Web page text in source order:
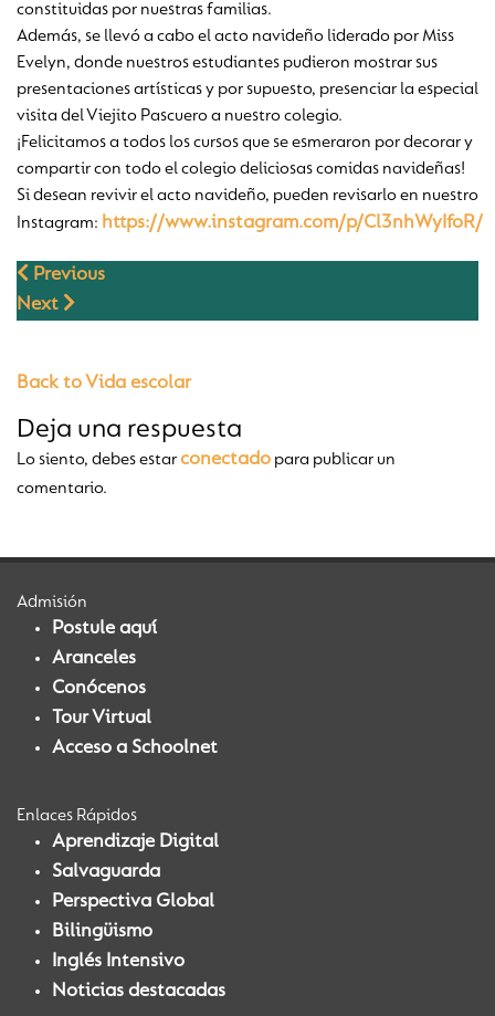
constituidas por nuestras familias.
Además, se llevó a cabo el acto navideño liderado por Miss
Evelyn, donde nuestros estudiantes pudieron mostrar sus
presentaciones artísticas y por supuesto, presenciar la especial
visita del Viejito Pascuero a nuestro colegio.
¡Felicitamos a todos los cursos que se esmeraron por decorar y
compartir con todo el colegio deliciosas comidas navideñas!
Si desean revivir el acto navideño, pueden revisarlo en nuestro
Instagram: https://www.instagram.com/p/Cl3nhWyIfoR/
Previous
Next
Back to Vida escolar
Deja una respuesta
Lo siento, debes estarconectado para publicar un
comentario.
Admisión
Postule aquí
Aranceles
Conócenos
Tour Virtual
Acceso a Schoolnet
Enlaces Rápidos
Aprendizaje Digital
Salvaguarda
Perspectiva Global
Bilingüismo
Inglés Intensivo
Noticias destacadas